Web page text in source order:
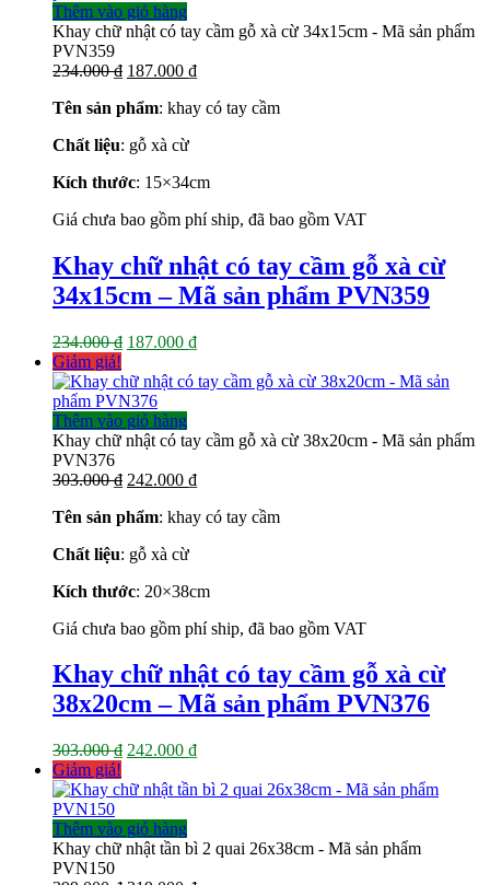
Thêm vào giỏ hàng
Khay chữ nhật có tay cầm gỗ xà cừ 34x15cm - Mã sản phẩm
PVN359
234.000₫ Giá
là:
187.000 ₫Giá
tại
Tên sản phẩm: khay có tay cầm
Chất liệu: gỗ xà cừ
Kích thước: 15×34cm
Giá chưa bao gồm phí ship, đã bao gồm VAT
Khay chữ nhật có tay cầm gỗ xà cừ
34x15cm – Mã sản phẩm PVN359
234.000₫ Giá
là:
234.000 ₫.
187.000 ₫Giá
tại
Giảm giá!
Thêm vào giỏ hàng
Khay chữ nhật có tay cầm gỗ xà cừ 38x20cm - Mã sản phẩm
PVN376
303.000₫ Giá
là:
242.000 ₫Giá
tại
Tên sản phẩm: khay có tay cầm
Chất liệu: gỗ xà cừ
Kích thước: 20×38cm
Giá chưa bao gồm phí ship, đã bao gồm VAT
Khay chữ nhật có tay cầm gỗ xà cừ
38x20cm – Mã sản phẩm PVN376
303.000₫ Giá
là:
242.000 ₫Giá
tại
Giảm giá!
Thêm vào giỏ hàng
Khay chữ nhật tần bì 2 quai 26x38cm - Mã sản phẩm
PVN150